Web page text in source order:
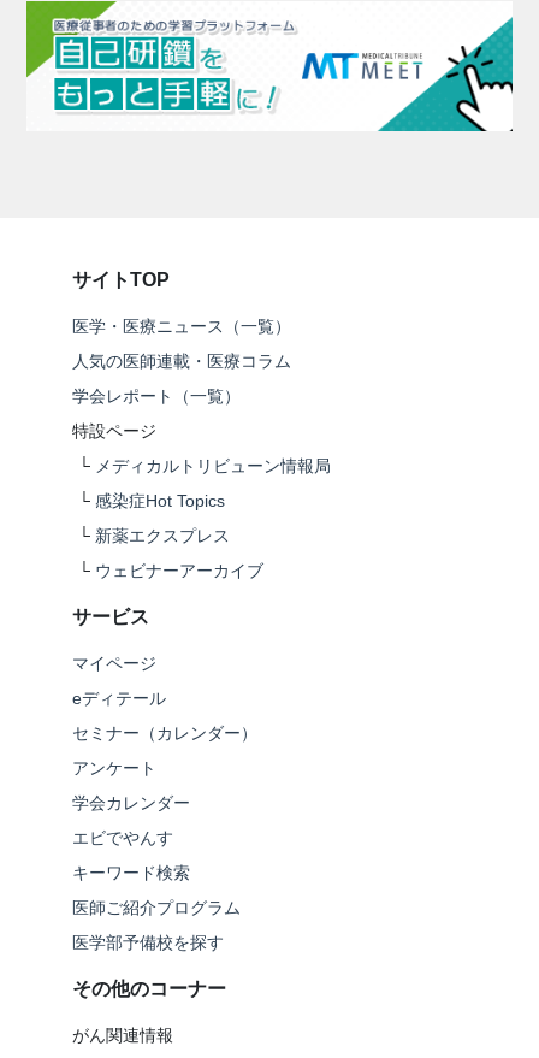
サイトTOP
医学・医療ニュース（一覧）
人気の医師連載・医療コラム
学会レポート（一覧）
特設ページ
└ メディカルトリビューン情報局
└ 感染症Hot Topics
└ 新薬エクスプレス
└ ウェビナーアーカイブ
サービス
マイページ
eディテール
セミナー（カレンダー）
アンケート
学会カレンダー
エビでやんす
キーワード検索
医師ご紹介プログラム
医学部予備校を探す
その他のコーナー
がん関連情報